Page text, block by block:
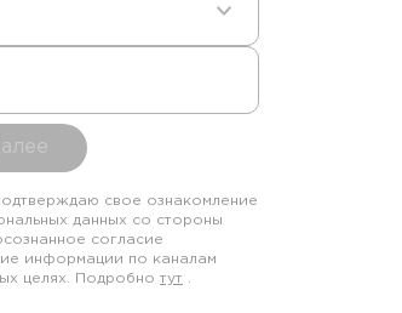
свое ознакомление
данных со стороны
согласие
информации по каналам
целях. Подробно тут .